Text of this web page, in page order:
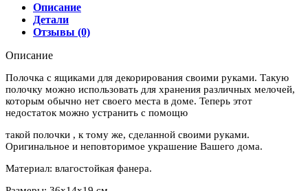
Описание
Детали
Отзывы (0)
Описание
Полочка с ящиками для декорирования своими руками. Такую
полочку можно использовать для хранения различных мелочей,
которым обычно нет своего места в доме. Теперь этот
недостаток можно устранить с помощю
такой полочки , к тому же, сделанной своими руками.
Оригинальное и неповторимое украшение Вашего дома.
Материал: влагостойкая фанера.